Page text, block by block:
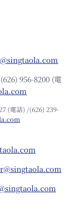
(626) 956-8200 (電
(電話) /(626) 239-